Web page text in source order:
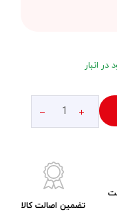
در انبار
تضمین اصالت کالا